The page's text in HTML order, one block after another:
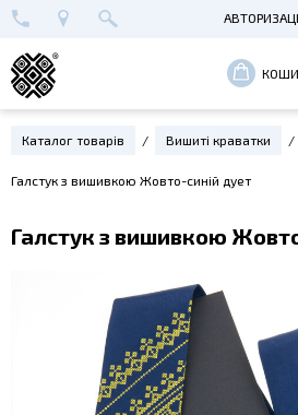
+38 (096) 652-89-00
МАЙСТЕРНЯ В КИЄВІ
РЕЄСТРАЦІЯ
Каталог товарів Вишиті краватки
Галстук з вишивкою Жовто-синій дует
Галстук з вишивкою